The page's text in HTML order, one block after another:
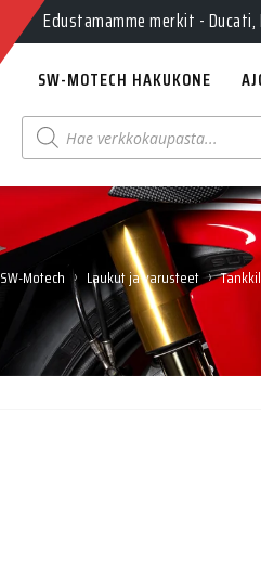
Edustamamme merkit - Ducati,
SW-MOTECH HAKUKONE
Products
search
SW-Motech › Laukut ja varusteet ›